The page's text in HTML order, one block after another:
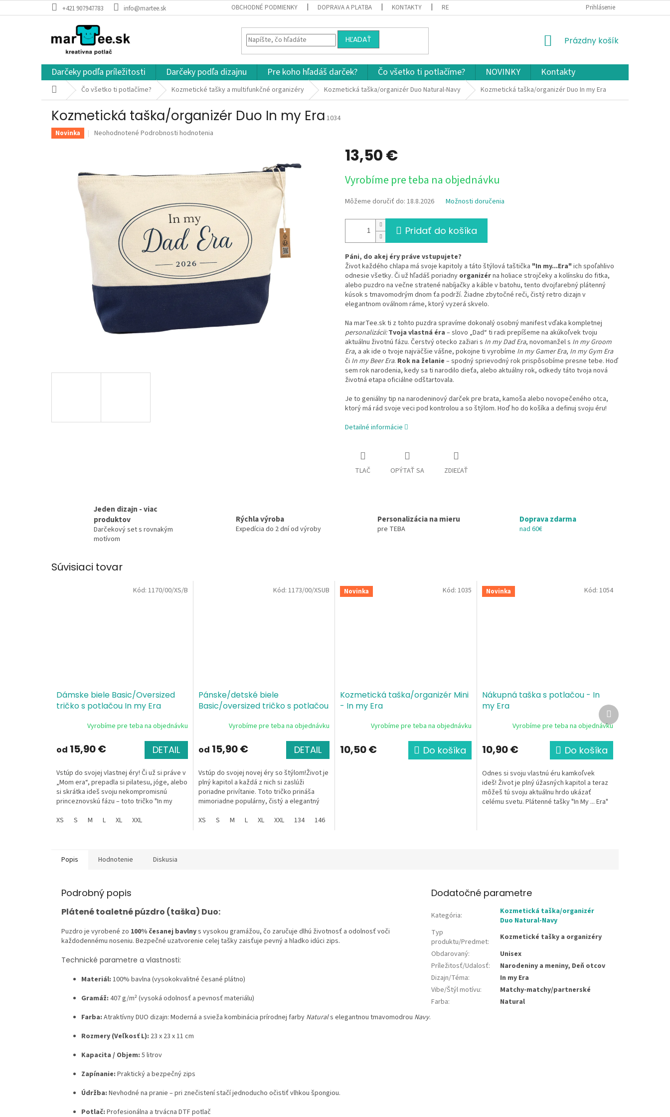
na
+421 907947783 info@martee.sk OBCHODNÉ PODMIENKY DOPRAVA A PLATBA KONTAKTY REKLAMÁCIA A VRÁTENIE TOVARU OCHRANA OSOBNÝCH ÚDAJOV A COOKIES
Prihlásenie
HĽADAŤ
NÁKUPNÝ
Prázdny košík
Darčeky podľa príležitosti Darčeky podľa dizajnu Pre koho hľadáš darček? Čo všetko ti potlačíme? NOVINKY Kontakty
Domov Čo všetko ti potlačíme? Kozmetické tašky a multifunkčné organizéry Kozmetická taška/organizér Duo Natural-Navy Kozmetická taška/organizér Duo In my Era
Kozmetická taška/organizér Duo In my Era 1034
Novinka
Priemerné
z
5
Neohodnotené Podrobnosti hodnotenia
13,50 €
cena:
Vyrobíme pre teba na objednávku
Môžeme doručiť do: 18.8.2026 Možnosti doručenia
Pridať do košíka
Páni, do akej éry práve vstupujete?
Život každého chlapa má svoje kapitoly a táto štýlová taštička "In my...Era" ich spoľahlivo
odnesie všetky. Či už hľadáš poriadny organizérna holiace strojčeky a kolínsku do fitka,
alebo puzdro na večne stratené nabíjačky a káble v batohu, tento dvojfarebný plátenný
kúsok s tmavomodrým dnom ťa podrží. Žiadne zbytočné reči, čistý retro dizajn v
elegantnom oválnom ráme, ktorý vyzerá skvelo.
Na marTee.sk ti z tohto puzdra spravíme dokonalý osobný manifest vďaka kompletnej
personalizácii:Tvoja vlastná éra – slovo „Dad“ ti radi prepíšeme na akúkoľvek tvoju
aktuálnu životnú fázu. Čerstvý otecko zažiari s In my Dad Era, novomanžel s In my Groom
Era, a ak ide o tvoje najväčšie vášne, pokojne ti vyrobíme In my Gamer Era, In my Gym Era
či In my Beer Era. Rok na želanie – spodný sprievodný rok prispôsobíme presne tebe. Hoď
sem rok narodenia, kedy sa ti narodilo dieťa, alebo aktuálny rok, odkedy táto tvoja nová
životná etapa oficiálne odštartovala.
Je to geniálny tip na narodeninový darček pre brata, kamoša alebo novopečeného otca,
ktorý má rád svoje veci pod kontrolou a so štýlom. Hoď ho do košíka a definuj svoju éru!
Detailné informácie
TLAČ OPÝTAŤ SA ZDIEĽAŤ
Jeden dizajn - viac
produktov
Darčekový set s rovnakým
motívom
Rýchla výroba
Expedícia do 2 dní od výroby
Personalizácia na mieru
pre TEBA
Doprava zdarma
nad 60€
Súvisiaci tovar
Dámske biele Basic/Oversized
tričko s potlačou In my Era
Vyrobíme pre teba na objednávku
od 15,90 € DETAIL
Vstúp do svojej vlastnej éry! Či už si práve v
„Mom era“, prepadla si pilatesu, jóge, alebo
si skrátka ideš svoju nekompromisnú
princeznovskú fázu – toto tričko "In my
XS
S M L XL XXL
Kód: 1170/00/XS/B
Pánske/detské biele
Basic/oversized tričko s potlačou
Vyrobíme pre teba na objednávku
od 15,90 € DETAIL
Vstúp do svojej novej éry so štýlom!Život je
plný kapitol a každá z nich si zaslúži
poriadne privítanie. Toto tričko prináša
mimoriadne populárny, čistý a elegantný
XS
S M L XL XXL 134 146
Kód: 1173/00/XSUB Novinka
Kozmetická taška/organizér Mini
- In my Era
Vyrobíme pre teba na objednávku
10,50 € Do košíka
Kód: 1035 Novinka
Nákupná taška s potlačou - In
my Era
Vyrobíme pre teba na objednávku
10,90 € Do košíka
Odnes si svoju vlastnú éru kamkoľvek
ideš! Život je plný úžasných kapitol a teraz
môžeš tú svoju aktuálnu hrdo ukázať
celému svetu. Plátenné tašky "In My ... Era"
Kód: 1054
Ďalší
produkt
Popis Hodnotenie Diskusia
Podrobný popis
Plátené toaletné púzdro (taška) Duo:
Puzdro je vyrobené zo 100% česanej bavlnys vysokou gramážou, čo zaručuje dlhú životnosť a odolnosť voči
každodennému noseniu. Bezpečné uzatvorenie celej tašky zaisťuje pevný a hladko idúci zips.
Technické parametre a vlastnosti:
Materiál: 100% bavlna (vysokokvalitné česané plátno)
Gramáž: 407 g/m² (vysoká odolnosť a pevnosť materiálu)
Farba: Atraktívny DUO dizajn: Moderná a svieža kombinácia prírodnej farby Naturals elegantnou tmavomodrou Navy.
Rozmery (Veľkosť L): 23 x 23 x 11 cm
Kapacita / Objem: 5 litrov
Zapínanie: Praktický a bezpečný zips
Údržba: Nevhodné na pranie – pri znečistení stačí jednoducho očistiť vlhkou špongiou.
Potlač: Profesionálna a trvácna DTF potlač
Dodatočné parametre
Kategória:
Kozmetická taška/organizér
Duo Natural-Navy
Typ
produktu/Predmet:
Kozmetické tašky a organizéry
Obdarovaný:
Unisex
Príležitosť/Udalosť:
Narodeniny a meniny, Deň otcov
Dizajn/Téma:
In my Era
Vibe/Štýl motívu:
Matchy-matchy/partnerské
Farba: Natural